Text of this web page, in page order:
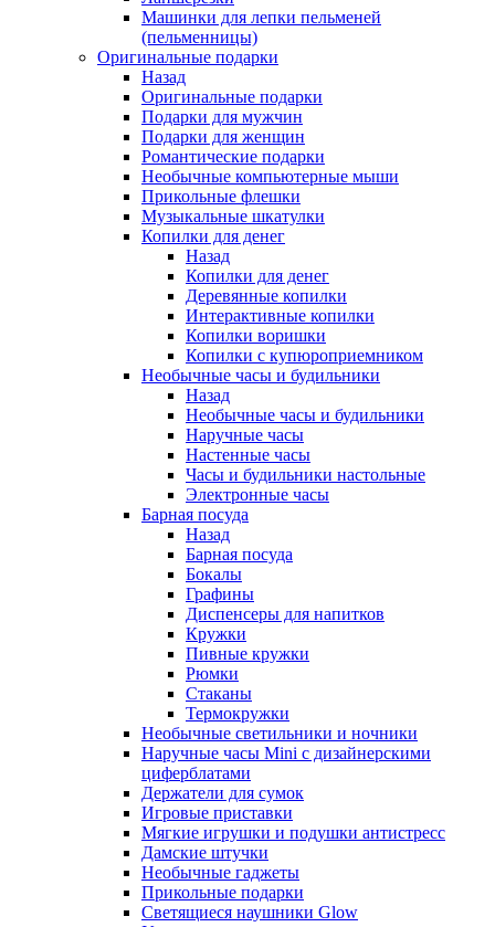
Машинки для лепки пельменей
(пельменницы)
Оригинальные подарки
Назад
Оригинальные подарки
Подарки для мужчин
Подарки для женщин
Романтические подарки
Необычные компьютерные мыши
Прикольные флешки
Музыкальные шкатулки
Копилки для денег
Назад
Копилки для денег
Деревянные копилки
Интерактивные копилки
Копилки воришки
Копилки с купюроприемником
Необычные часы и будильники
Назад
Необычные часы и будильники
Наручные часы
Настенные часы
Часы и будильники настольные
Электронные часы
Барная посуда
Назад
Барная посуда
Бокалы
Графины
Диспенсеры для напитков
Кружки
Пивные кружки
Рюмки
Стаканы
Термокружки
Необычные светильники и ночники
Наручные часы Mini с дизайнерскими
циферблатами
Держатели для сумок
Игровые приставки
Мягкие игрушки и подушки антистресс
Дамские штучки
Необычные гаджеты
Прикольные подарки
Светящиеся наушники Glow